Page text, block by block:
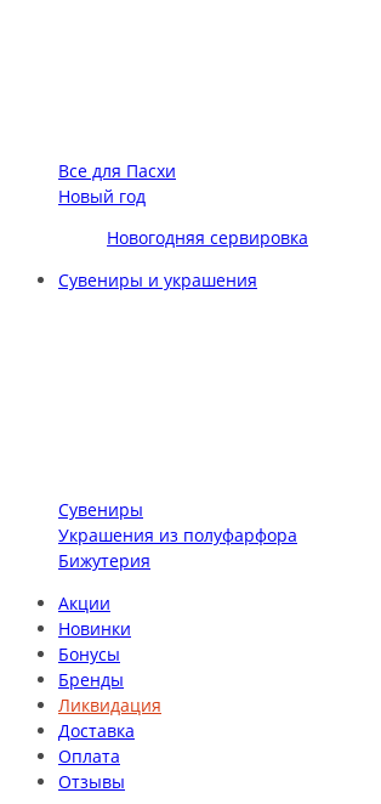
Все для Пасхи
Новый год
Новогодняя сервировка
Сувениры и украшения
Сувениры
Украшения из полуфарфора
Бижутерия
Акции
Новинки
Бонусы
Бренды
Ликвидация
Доставка
Оплата
Отзывы